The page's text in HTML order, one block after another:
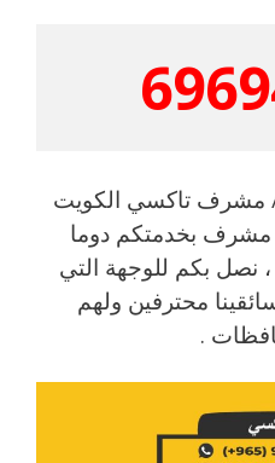
تاكسي الكويت
بخدمتكم دوما
نصل بكم للوجهة التي
محترفين ولهم
.